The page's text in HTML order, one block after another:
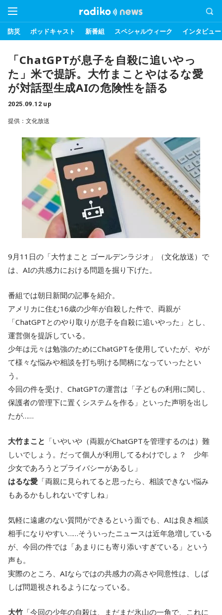
防災 ポッドキャスト 新番組 スペシャルウィーク インタビュー
「ChatGPTが息子を自殺に追いやっ
た」米で提訴。大竹まことやはるな愛
が対話型生成AIの危険性を語る
2025.09.12 up
提供：文化放送
9月11日の「大竹まこと ゴールデンラジオ」（文化放送）で
は、AIの共感力における問題を掘り下げた。
番組では朝日新聞の記事を紹介。
アメリカに住む16歳の少年が自殺した件で、両親が
「ChatGPTとのやり取りが息子を自殺に追いやった」とし、
運営側を提訴している。
少年は元々は勉強のためにChatGPTを使用していたが、やが
て様々な悩みや相談を打ち明ける間柄になっていったとい
う。
今回の件を受け、ChatGPTの運営は「子どもの利用に関し、
保護者の管理下に置くシステムを作る」といった声明を出し
たが……
大竹まこと 「いやいや（両親がChatGPTを管理するのは）難
しいでしょう。だって個人が利用してるわけでしょ？ 少年
少女であろうとプライバシーがあるし」
はるな愛 「両親に見られてると思ったら、相談できない悩み
もあるかもしれないですしね」
気軽に遠慮のない質問ができるという面でも、AIは良き相談
相手になりやすい……そういったニュースは近年急増している
が、今回の件では「あまりにも寄り添いすぎている」という
声も。
実際のところ、AIならではの共感力の高さや同意性は、しば
しば問題視されるようになっている。
大竹 「今回の少年の自殺は、まだまだ氷山の一角で、これに